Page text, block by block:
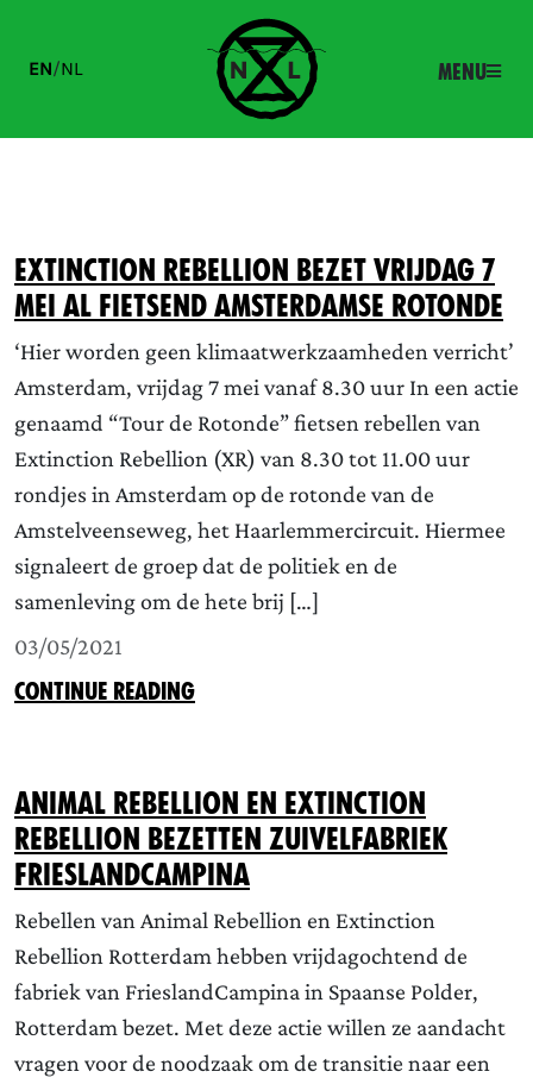
EN/NL Menu
Extinction Rebellion bezet vrijdag 7
mei al fietsend Amsterdamse rotonde
‘Hier worden geen klimaatwerkzaamheden verricht’
Amsterdam, vrijdag 7 mei vanaf 8.30 uur In een actie
genaamd “Tour de Rotonde” fietsen rebellen van
Extinction Rebellion (XR) van 8.30 tot 11.00 uur
rondjes in Amsterdam op de rotonde van de
Amstelveenseweg, het Haarlemmercircuit. Hiermee
signaleert de groep dat de politiek en de
samenleving om de hete brij […]
03/05/2021
CONTINUE READING
Animal Rebellion en Extinction
Rebellion bezetten zuivelfabriek
FrieslandCampina
Rebellen van Animal Rebellion en Extinction
Rebellion Rotterdam hebben vrijdagochtend de
fabriek van FrieslandCampina in Spaanse Polder,
Rotterdam bezet. Met deze actie willen ze aandacht
vragen voor de noodzaak om de transitie naar een